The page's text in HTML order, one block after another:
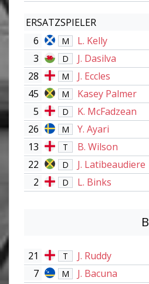
ERSATZSPIELER
6
M
L. Kelly
3
D
J. Dasilva
28
M
J. Eccles
45
M
Kasey Palmer
5
D
K. McFadzean
26
M
Y. Ayari
13
T
B. Wilson
22
D
J. Latibeaudiere
2
D L. Binks
21 T
J. Ruddy
7
M J. Bacuna